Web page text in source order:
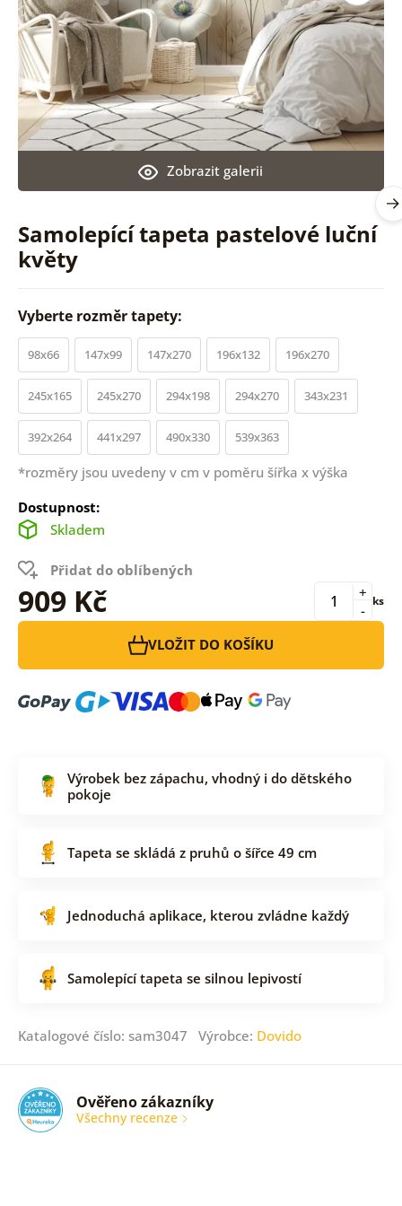
Samolepící tapeta pastelové luční
květy
Zobrazit galerii
Vyberte rozměr tapety:
98x66 147x99 147x270 196x132 196x270
245x165 245x270 294x198 294x270 343x231
392x264 441x297 490x330 539x363
*rozměry jsou uvedeny v cm v poměru šířka x výška
Dostupnost:
Skladem
Přidat do oblíbených
909 Kč -
+ ks
VLOŽIT DO KOŠÍKU
Výrobek bez zápachu, vhodný i do dětského
pokoje
Tapeta se skládá z pruhů o šířce 49 cm
Jednoduchá aplikace, kterou zvládne každý
Samolepící tapeta se silnou lepivostí
Katalogové číslo: sam3047 Výrobce: Dovido
Ověřeno zákazníky
Všechny recenze